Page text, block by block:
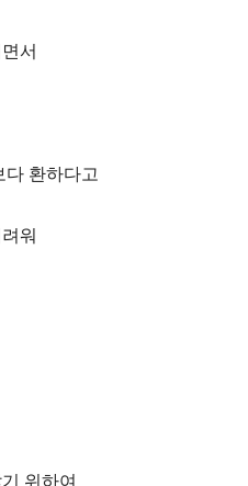
서
다 환하다고
워
위하여